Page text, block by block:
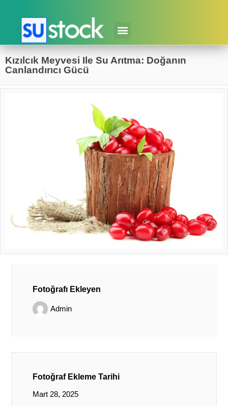
Kızılcık Meyvesi Ile Su Arıtma: Doğanın
Canlandırıcı Gücü
Fotoğrafı Ekleyen
Admin
Fotoğraf Ekleme Tarihi
Mart 28, 2025